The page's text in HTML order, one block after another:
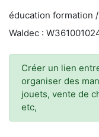
éducation formation /
Waldec :
Créer un lien
organiser des
jouets, vente de
etc,